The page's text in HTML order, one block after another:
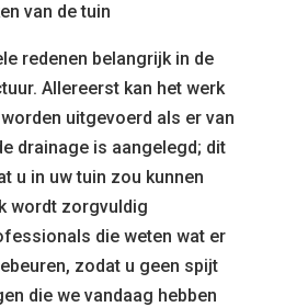
van de tuin
redenen belangrijk in de
Allereerst kan het werk
uitgevoerd als er van
drainage is aangelegd; dit
u in uw tuin zou kunnen
wordt zorgvuldig
die weten wat er
zodat u geen spijt
die we vandaag hebben